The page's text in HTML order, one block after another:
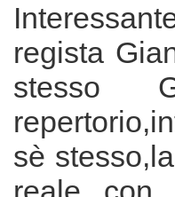
regista
stesso
sè